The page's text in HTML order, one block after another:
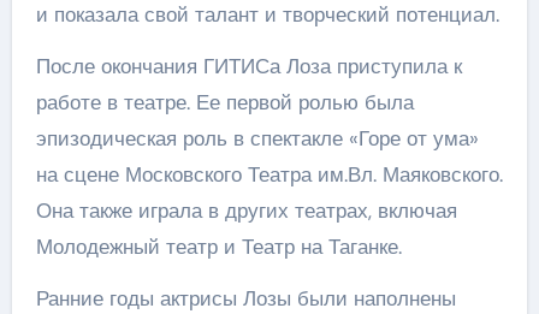
и показала свой талант и творческий потенциал.
После окончания ГИТИСа Лоза приступила к
работе в театре. Ее первой ролью была
эпизодическая роль в спектакле «Горе от ума»
на сцене Московского Театра им.Вл. Маяковского.
Она также играла в других театрах, включая
Молодежный театр и Театр на Таганке.
Ранние годы актрисы Лозы были наполнены